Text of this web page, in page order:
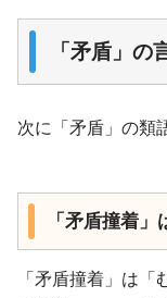
「矛盾」の
次に「矛盾」の類
「矛盾撞着
「矛盾撞着」は「